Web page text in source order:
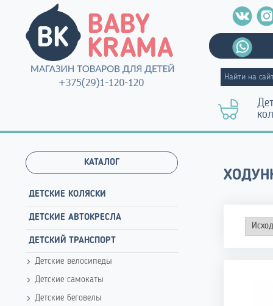
КАТАЛОГ
ДЕТСКИЕ КОЛЯСКИ
ДЕТСКИЕ АВТОКРЕСЛА
ДЕТСКИЙ ТРАНСПОРТ
Детские велосипеды
Детские самокаты
Детские беговелы